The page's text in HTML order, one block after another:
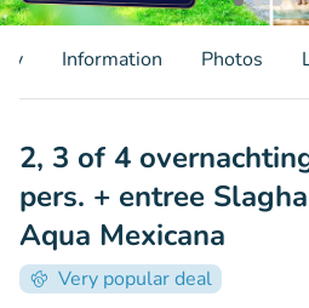
Information Photos
2, 3 of 4
pers. + entree
Aqua Mexicana
Very popular deal